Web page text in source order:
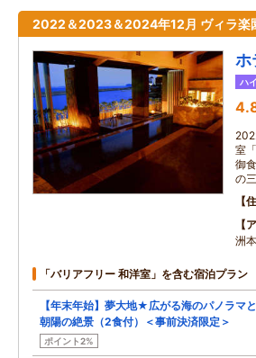
2022＆2023＆2024年12月 ヴィラ楽
ホ
ハ
室
御
の
洲
「バリアフリー 和洋室」を含む宿泊プラン
【年末年始】夢大地★広がる海のパノラマと
朝陽の絶景（2食付）＜事前決済限定＞
ポイント2%